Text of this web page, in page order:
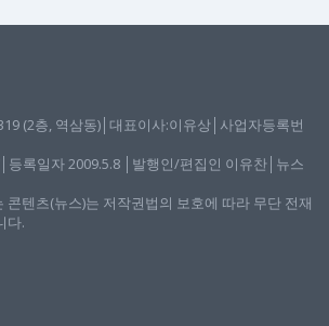
(2층, 역삼동)│대표이사:이유상│사업자등록번
등록일자 2009.5.8 │발행인/편집인 이유찬│뉴스
콘텐츠(뉴스)는 저작권법의 보호에 따라 무단 전재
다.